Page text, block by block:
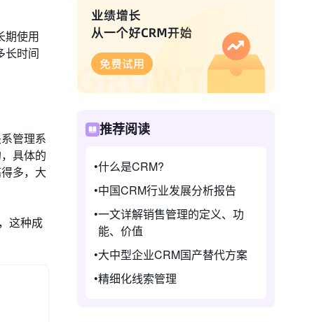
期使用
长时间
管理系
具体的
多，大
这种成
推荐阅读
什么是CRM?
中国CRM行业发展分析报告
一文详解销售管理的定义、功
能、价值
大中型企业CRM国产替代方案
精细化线索管理